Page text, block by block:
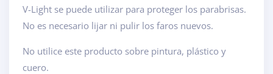
V-Light se puede utilizar para proteger los parabrisas.
No es necesario lijar ni pulir los faros nuevos.
No utilice este producto sobre pintura, plástico y
cuero.